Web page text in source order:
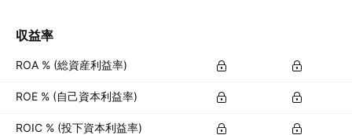
収益率
ROA % (総資産利益率)
ROE % (自己資本利益率)
ROIC % (投下資本利益率)